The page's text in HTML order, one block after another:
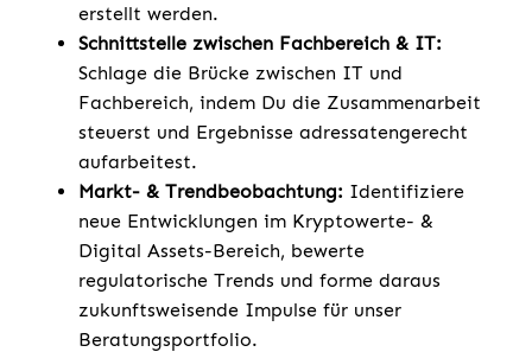
erstellt werden.
Schnittstelle zwischen Fachbereich & IT:
Schlage die Brücke zwischen IT und
Fachbereich, indem Du die Zusammenarbeit
steuerst und Ergebnisse adressatengerecht
aufarbeitest.
Markt- & Trendbeobachtung: Identifiziere
neue Entwicklungen im Kryptowerte- &
Digital Assets-Bereich, bewerte
regulatorische Trends und forme daraus
zukunftsweisende Impulse für unser
Beratungsportfolio.